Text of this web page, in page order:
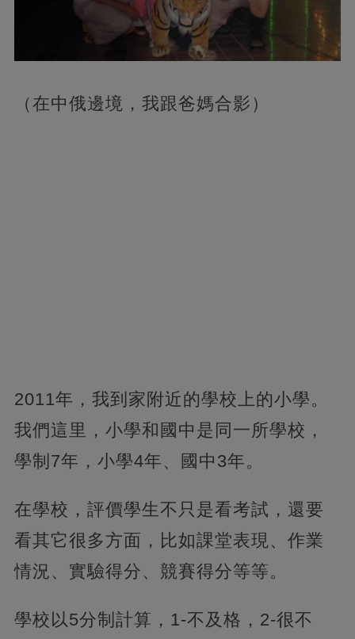
（在中俄邊境，我跟爸媽合影）
2011年，我到家附近的學校上的小學。
我們這里，小學和國中是同一所學校，
學制7年，小學4年、國中3年。
在學校，評價學生不只是看考試，還要
看其它很多方面，比如課堂表現、作業
情況、實驗得分、競賽得分等等。
學校以5分制計算，1-不及格，2-很不